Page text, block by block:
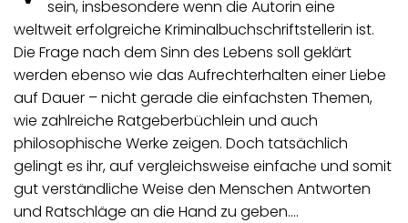
sein, insbesondere wenn die Autorin eine
weltweit erfolgreiche Kriminalbuchschriftstellerin ist.
Die Frage nach dem Sinn des Lebens soll geklärt
werden ebenso wie das Aufrechterhalten einer Liebe
auf Dauer – nicht gerade die einfachsten Themen,
wie zahlreiche Ratgeberbüchlein und auch
philosophische Werke zeigen. Doch tatsächlich
gelingt es ihr, auf vergleichsweise einfache und somit
gut verständliche Weise den Menschen Antworten
und Ratschläge an die Hand zu geben.…